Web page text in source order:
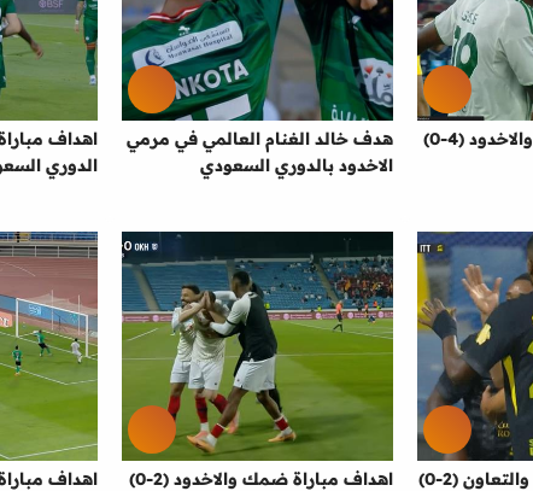
اهداف مباراة الاهلي والاخدود (4-0)
هدف خالد الغنام العالمي في مرمي
الاخدود بالدوري السعودي
الدوري
اهداف مباراة الاتحاد والتعاون (2-0)
اهداف مباراة ضمك والاخدود (2-0)